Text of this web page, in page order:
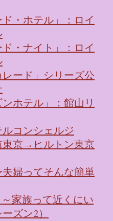
・ホテル」：ロイ
・ナイト」：ロイ
ード」シリーズ公
ホテル」：館山リ
コンシェルジ
東京→ヒルトン東京
婦ってそんな簡単
家族って近くにい
ズン2）